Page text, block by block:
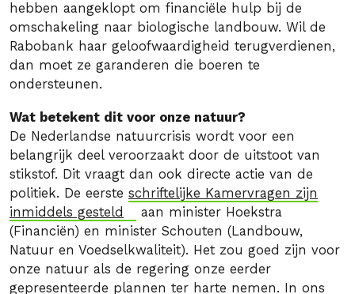
hebben aangeklopt om financiële hulp bij de
omschakeling naar biologische landbouw. Wil de
Rabobank haar geloofwaardigheid terugverdienen,
dan moet ze garanderen die boeren te
ondersteunen.
Wat betekent dit voor onze natuur?
De Nederlandse natuurcrisis wordt voor een
belangrijk deel veroorzaakt door de uitstoot van
stikstof. Dit vraagt dan ook directe actie van de
politiek. De eerste schriftelijke Kamervragen zijn
inmiddels gesteld
aan minister Hoekstra
(Financiën) en minister Schouten (Landbouw,
Natuur en Voedselkwaliteit). Het zou goed zijn voor
onze natuur als de regering onze eerder
gepresenteerde plannen ter harte nemen. In ons